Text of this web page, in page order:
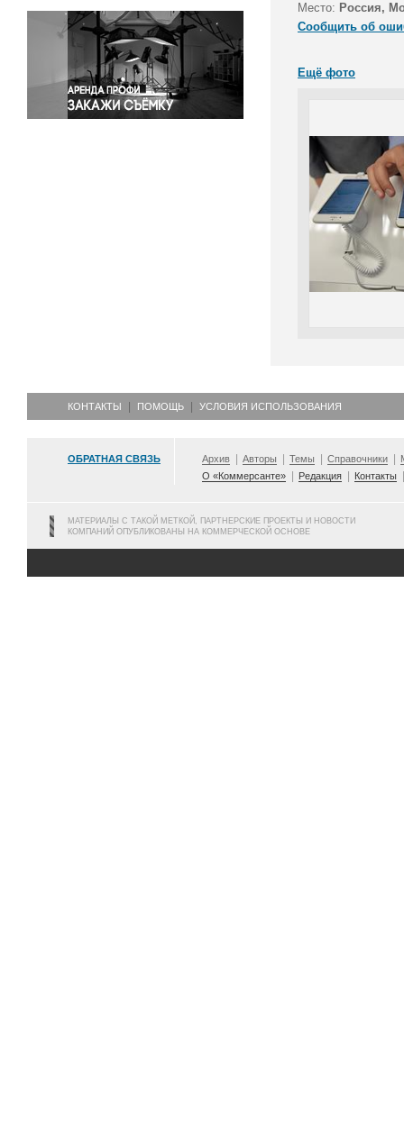
Светская жизнь
Спорт
Экология
Экономика и бизнес
Место: Россия,
Сообщить об
Ещё фото
КОНТАКТЫ ПОМОЩЬ УСЛОВИЯ ИСПОЛЬЗОВАНИЯ
ОБРАТНАЯ СВЯЗЬ Архив Авторы Темы Справочники
О «Коммерсанте»
Редакция Контакты
МАТЕРИАЛЫ С ТАКОЙ МЕТКОЙ, ПАРТНЕРСКИЕ ПРОЕКТЫ И НОВОСТИ
КОМПАНИЙ ОПУБЛИКОВАНЫ НА КОММЕРЧЕСКОЙ ОСНОВЕ